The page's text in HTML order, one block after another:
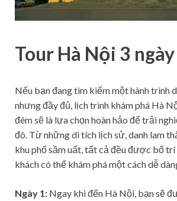
Tour Hà Nội 3
Nếu bạn đang tìm kiếm một hành trình
nhưng đầy đủ, lịch trình khám phá Hà
đêm sẽ là lựa chọn hoàn hảo để trải
đô. Từ những di tích lịch sử, danh lam
khu phố sầm uất, tất cả đều được bố
khách có thể khám phá một cách dễ
Ngày 1: Ngay khi đến Hà Nội, bạn sẽ